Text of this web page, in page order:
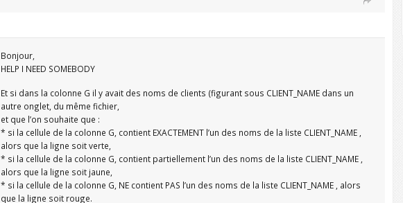
Bonjour,
HELP I NEED SOMEBODY
Et si dans la colonne G il y avait des noms de clients (figurant sous CLIENT_NAME dans un
autre onglet, du même fichier,
et que l’on souhaite que :
* si la cellule de la colonne G, contient EXACTEMENT l’un des noms de la liste CLIENT_NAME ,
alors que la ligne soit verte,
* si la cellule de la colonne G, contient partiellement l’un des noms de la liste CLIENT_NAME ,
alors que la ligne soit jaune,
* si la cellule de la colonne G, NE contient PAS l’un des noms de la liste CLIENT_NAME , alors
que la ligne soit rouge.